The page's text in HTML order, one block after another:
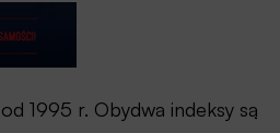
1995 r. Obydwa indeksy są